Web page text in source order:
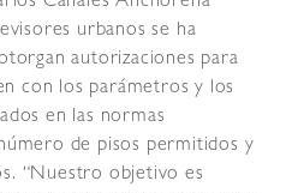
urbanos se ha
autorizaciones para
con los parámetros y los
en las normas
de pisos permitidos y
“Nuestro objetivo es